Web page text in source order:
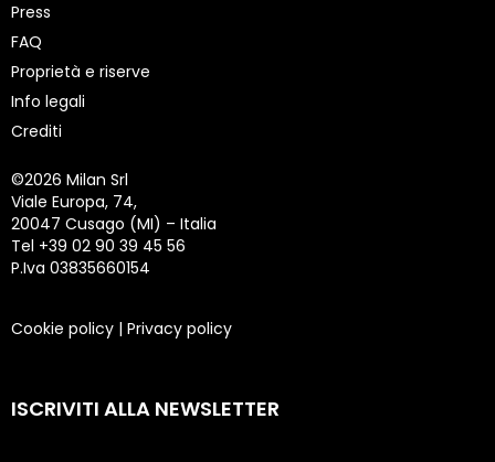
Press
FAQ
Proprietà e riserve
Info legali
Crediti
©2026 Milan Srl
Viale Europa, 74,
20047 Cusago (MI) – Italia
Tel +39 02 90 39 45 56
P.Iva 03835660154
Cookie policy | Privacy policy
ISCRIVITI ALLA NEWSLETTER